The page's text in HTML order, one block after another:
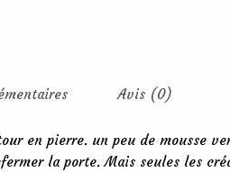
Avis (0)
en pierre. un peu de mousse
la porte. Mais seules les